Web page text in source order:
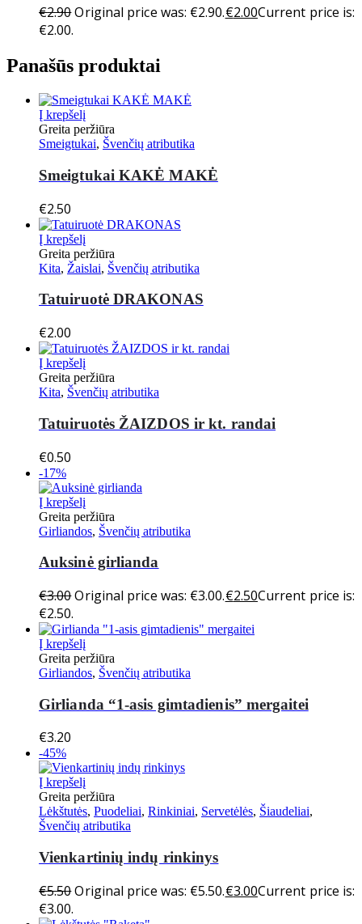
€2.90Original price was: €2.90.€2.00Current price is:
€2.00.
Panašūs produktai
Į krepšelį
Greita peržiūra
Smeigtukai, Švenčių atributika
Smeigtukai KAKĖ MAKĖ
€2.50
Į krepšelį
Greita peržiūra
Kita, Žaislai, Švenčių atributika
Tatuiruotė DRAKONAS
€2.00
Į krepšelį
Greita peržiūra
Kita, Švenčių atributika
Tatuiruotės ŽAIZDOS ir kt. randai
€0.50
-17%
Į krepšelį
Greita peržiūra
Girliandos, Švenčių atributika
Auksinė girlianda
€3.00Original price was: €3.00.€2.50Current price is:
€2.50.
Į krepšelį
Greita peržiūra
Girliandos, Švenčių atributika
Girlianda “1-asis gimtadienis” mergaitei
€3.20
-45%
Į krepšelį
Greita peržiūra
Lėkštutės, Puodeliai, Rinkiniai, Servetėlės, Šiaudeliai,
Švenčių atributika
Vienkartinių indų rinkinys
€5.50Original price was: €5.50.€3.00Current price is:
€3.00.